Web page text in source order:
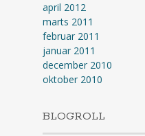
april 2012
marts 2011
februar 2011
januar 2011
december 2010
oktober 2010
BLOGROLL